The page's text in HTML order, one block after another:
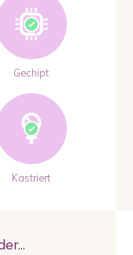
Gechipt
Kastriert